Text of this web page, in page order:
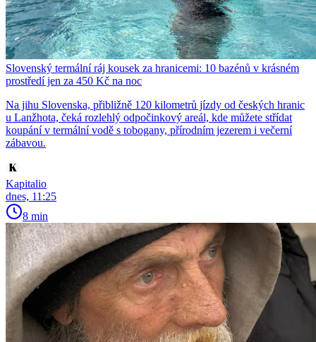
Slovenský termální ráj kousek za hranicemi: 10 bazénů v krásném
prostředí jen za 450 Kč na noc
Na jihu Slovenska, přibližně 120 kilometrů jízdy od českých hranic
u Lanžhota, čeká rozlehlý odpočinkový areál, kde můžete střídat
koupání v termální vodě s tobogany, přírodním jezerem i večerní
zábavou.
Kapitalio
dnes, 11:25
8 min